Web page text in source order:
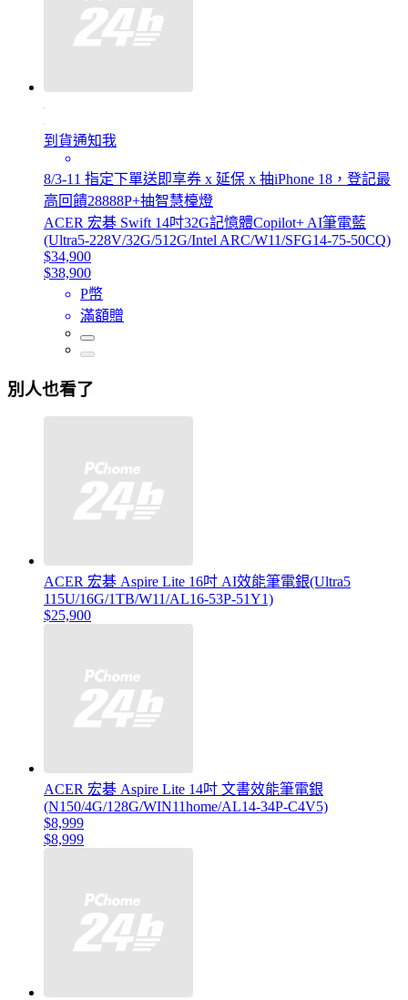
到貨通知我
8/3-11 指定下單送即享券 x 延保 x 抽iPhone 18，登記最
高回饋28888P+抽智慧檯燈
ACER 宏碁 Swift 14吋32G記憶體Copilot+ AI筆電藍
(Ultra5-228V/32G/512G/Intel ARC/W11/SFG14-75-50CQ)
$34,900
$38,900
P幣
滿額贈
別人也看了
ACER 宏碁 Aspire Lite 16吋 AI效能筆電銀(Ultra5
115U/16G/1TB/W11/AL16-53P-51Y1)
$25,900
ACER 宏碁 Aspire Lite 14吋 文書效能筆電銀
(N150/4G/128G/WIN11home/AL14-34P-C4V5)
$8,999
$8,999